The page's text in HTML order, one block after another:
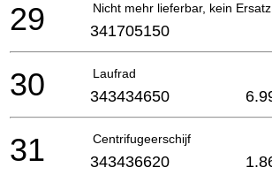
Nicht mehr lieferbar, kein Ersatz
29 341705150
Laufrad
30 343434650
Centrifugeerschijf
31 343436620